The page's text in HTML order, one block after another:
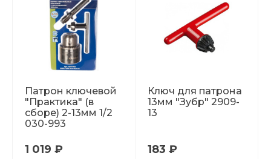
Патрон ключевой
"Практика" (в
сборе) 2-13мм 1/2
030-993
1 019 ₽
Ключ для патрона
13мм "Зубр" 2909-
13
183 ₽